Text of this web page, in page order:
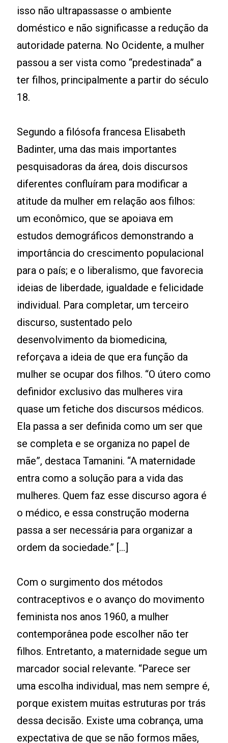
isso não ultrapassasse o ambiente
doméstico e não significasse a redução da
autoridade paterna. No Ocidente, a mulher
passou a ser vista como “predestinada” a
ter filhos, principalmente a partir do século
18.
Segundo a filósofa francesa Elisabeth
Badinter, uma das mais importantes
pesquisadoras da área, dois discursos
diferentes confluíram para modificar a
atitude da mulher em relação aos filhos:
um econômico, que se apoiava em
estudos demográficos demonstrando a
importância do crescimento populacional
para o país; e o liberalismo, que favorecia
ideias de liberdade, igualdade e felicidade
individual. Para completar, um terceiro
discurso, sustentado pelo
desenvolvimento da biomedicina,
reforçava a ideia de que era função da
mulher se ocupar dos filhos. “O útero como
definidor exclusivo das mulheres vira
quase um fetiche dos discursos médicos.
Ela passa a ser definida como um ser que
se completa e se organiza no papel de
mãe”, destaca Tamanini. “A maternidade
entra como a solução para a vida das
mulheres. Quem faz esse discurso agora é
o médico, e essa construção moderna
passa a ser necessária para organizar a
ordem da sociedade.” [...]
Com o surgimento dos métodos
contraceptivos e o avanço do movimento
feminista nos anos 1960, a mulher
contemporânea pode escolher não ter
filhos. Entretanto, a maternidade segue um
marcador social relevante. “Parece ser
uma escolha individual, mas nem sempre é,
porque existem muitas estruturas por trás
dessa decisão. Existe uma cobrança, uma
expectativa de que se não formos mães,